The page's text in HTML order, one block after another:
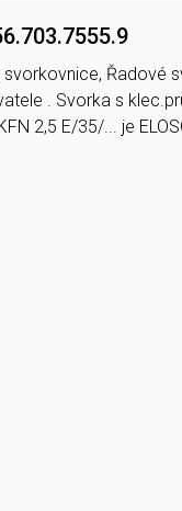
Řadové
. Svorka s
2,5 E/35/... je